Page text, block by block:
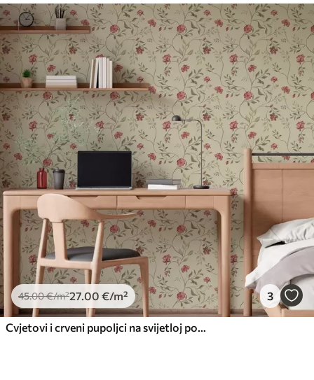
45.00€/m²27.00 €/m² 3
Cvjetovi i crveni pupoljci na svijetloj pozadini